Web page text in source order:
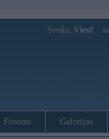
Sveiks, Viesi!
Forums Galerijas